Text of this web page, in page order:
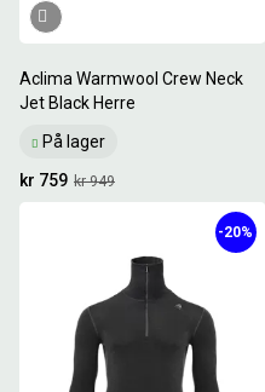
Aclima Warmwool Crew Neck
Jet Black Herre
På lager
kr 949
kr 759
-20%